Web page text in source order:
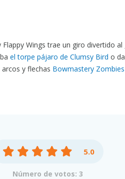
Wings trae un giro divertido
el torpe pájaro de Clumsy Bird o
y flechas Bowmastery Zombies
5.0
Número de votos: 3